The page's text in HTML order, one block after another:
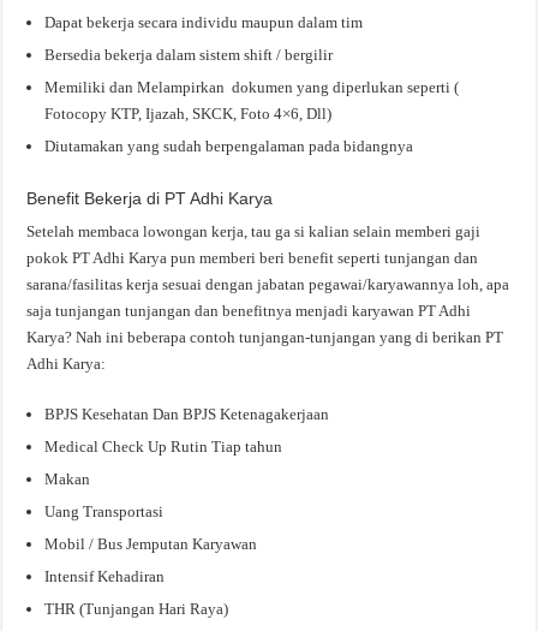
Dapat bekerja secara individu maupun dalam tim
Bersedia bekerja dalam sistem shift / bergilir
Memiliki dan Melampirkan dokumen yang diperlukan seperti (
Fotocopy KTP, Ijazah, SKCK, Foto 4×6, Dll)
Diutamakan yang sudah berpengalaman pada bidangnya
Benefit Bekerja di PT Adhi Karya
Setelah membaca lowongan kerja, tau ga si kalian selain memberi gaji
pokok PT Adhi Karya pun memberi beri benefit seperti tunjangan dan
sarana/fasilitas kerja sesuai dengan jabatan pegawai/karyawannya loh, apa
saja tunjangan tunjangan dan benefitnya menjadi karyawan PT Adhi
Karya? Nah ini beberapa contoh tunjangan-tunjangan yang di berikan PT
Adhi Karya:
BPJS Kesehatan Dan BPJS Ketenagakerjaan
Medical Check Up Rutin Tiap tahun
Makan
Uang Transportasi
Mobil / Bus Jemputan Karyawan
Intensif Kehadiran
THR (Tunjangan Hari Raya)